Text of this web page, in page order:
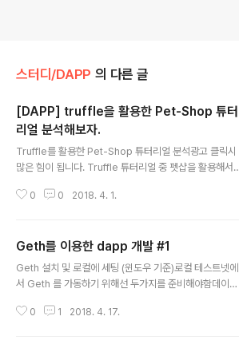
스터디/DAPP 의 다른 글
[DAPP] truffle을 활용한 Pet-Shop 튜터
리얼 분석해보자.
Truffle를 활용한 Pet-Shop 튜터리얼 분석광고 클릭시
많은 힘이 됩니다. Truffle 튜터리얼 중 펫샵을 활용해서
보자.아래 주소에 있는 내용은 깔끔하게 정리되어 있다. 따
석해보자 한다. 이더리움 플랫폼 위 DAPP개발 프레임워
크 중 하나인 truffle사용시 개발시 순서는 다음과 같다.개
발환경을 설정한다.truffle box( 보일러 플레이트처럼 만
스를 (.sol) 작성한다.컴파일 및 배포를 한다.Ganeche 를
0 0 2018. 4. 1.
Geth를 이용한 dapp 개발 #1
Geth 설치 및 로컬에 세팅 (윈도우 기준)로컬 테스트넷에
서 Geth 를 가동하기 위해선 두가지를 준비해야함데이터
에서 진행한다.윈도우로 GETH 설치를 진행하자. https://
0 1 2018. 4. 17.